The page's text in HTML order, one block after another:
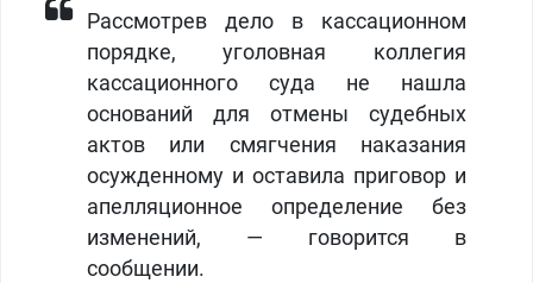
Рассмотрев дело в кассационном
порядке, уголовная коллегия
кассационного суда не нашла
оснований для отмены судебных
актов или смягчения наказания
осужденному и оставила приговор и
апелляционное определение без
изменений, — говорится в
сообщении.